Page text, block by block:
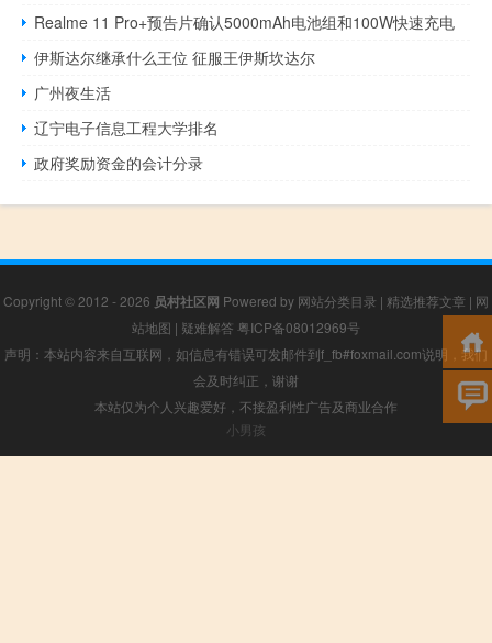
Realme 11 Pro+预告片确认5000mAh电池组和100W快速充电
伊斯达尔继承什么王位 征服王伊斯坎达尔
广州夜生活
辽宁电子信息工程大学排名
政府奖励资金的会计分录
Copyright © 2012 - 2026 员村社区网 Powered by 网站分类目录 | 精选推荐文章 | 网
站地图 | 疑难解答 粤ICP备08012969号
声明：本站内容来自互联网，如信息有错误可发邮件到f_fb#foxmail.com说明，我们
会及时纠正，谢谢
本站仅为个人兴趣爱好，不接盈利性广告及商业合作
小男孩